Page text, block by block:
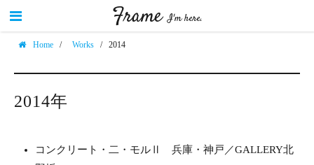
FrameI'm here.
Home / Works / 2014
2014年
コンクリート・二・モルⅡ 兵庫・神戸／GALLERY北